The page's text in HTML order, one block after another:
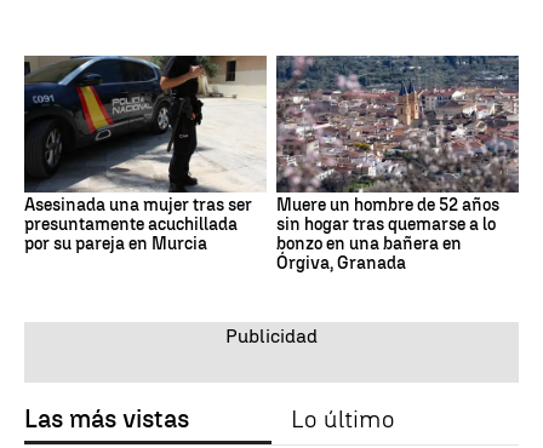
Asesinada una mujer tras ser
presuntamente acuchillada
por su pareja en Murcia
Muere un hombre de 52 años
sin hogar tras quemarse a lo
bonzo en una bañera en
Órgiva, Granada
Las más vistas Lo último